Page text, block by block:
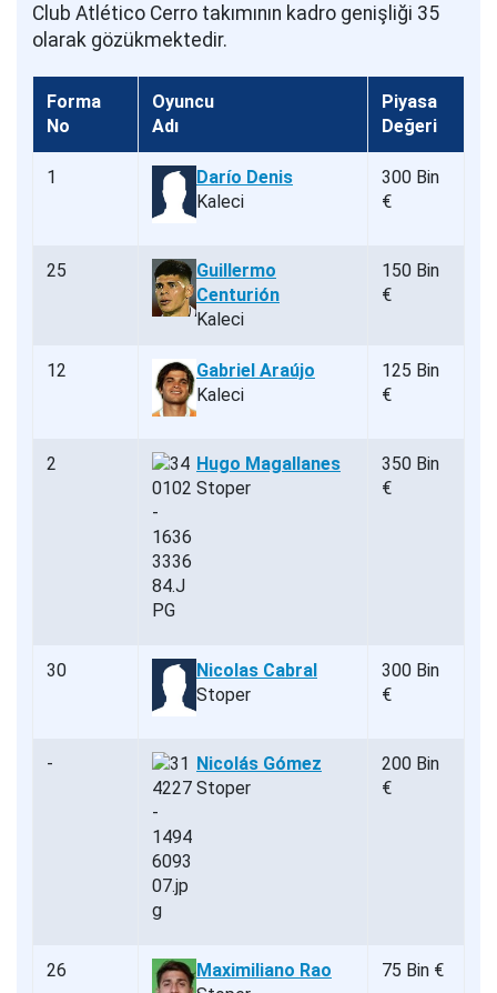
Club Atlético Cerro takımının kadro genişliği 35
olarak gözükmektedir.
Forma
No
Oyuncu
Adı
Piyasa
Değeri
1
Darío Denis
Kaleci
300 Bin
€
25
Guillermo
Centurión
Kaleci
150 Bin
€
12
Gabriel Araújo
Kaleci
125 Bin
€
2
Hugo Magallanes
Stoper
350 Bin
€
30
Nicolas Cabral
Stoper
300 Bin
€
-
Nicolás Gómez
Stoper
200 Bin
€
26
Maximiliano Rao
75 Bin €